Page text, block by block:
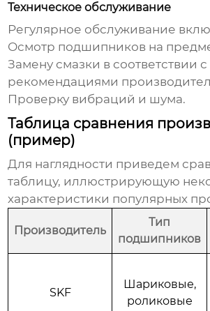
Техническое обслуживание
Регулярное обслуживание
Осмотр подшипников на
Замену смазки в соответствии с
рекомендациями
Проверку вибраций и шума.
Таблица сравнения
(пример)
Для наглядности приведем
таблицу, иллюстрирующую
характеристики популярных
Производитель
Тип
подшипников
SKF
Шариковые,
роликовые